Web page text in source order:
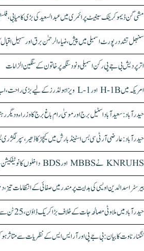
مشی گن ڈیموکریٹک سینیٹ پرائمری میں عبدالسعید کی بڑی کامیابی،
سنبھل تشدد رپورٹ اسمبلی میں پیش، ضیاء الرحمٰن برق اور سہیل
اتر پردیش بی جے پی رکن اسمبلی ونود سنگھ پر خاتون کے سنگین الزامات
امریکہ میں H-1B اور L-1 ویزا ہولڈرز کے لیے بڑی راحت، اب ملک چھوڑے بغیر ویزا تجدید ممکن
حیدرآباد: سعیدآباد اسٹیل برج اور موسیٰ رام باغ برج کا وزراء و دیگر
حیدرآباد: عارضی آر ٹی سی بس اسٹینڈ بارش میں کیچڑ کا ڈھیر، سپر
KNRUHS نے MBBS اور BDS داخلوں کا نوٹیفکیشن جاری کر دیا
بیرسٹر اسدالدین اویسی کی ہدایت پر مندر میں صفائی کے انتظامات تیز،
حیدرآباد میں ملاوٹی مصالحہ جات کے خلاف بڑا کریک ڈاؤن، 25 ٹن سے زائد مصالحے ضبط، 3 گرفتار
کنگنا رناوت کا بیان: بی جے پی اور آر ایس ایس کے نظریات سے متاثر